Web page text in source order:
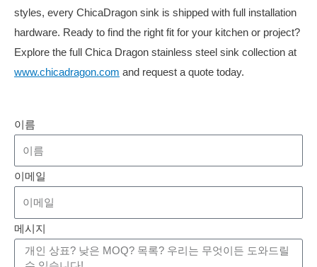
styles, every ChicaDragon sink is shipped with full installation
hardware. Ready to find the right fit for your kitchen or project?
Explore the full Chica Dragon stainless steel sink collection at
www.chicadragon.com and request a quote today.
이름
이메일
메시지